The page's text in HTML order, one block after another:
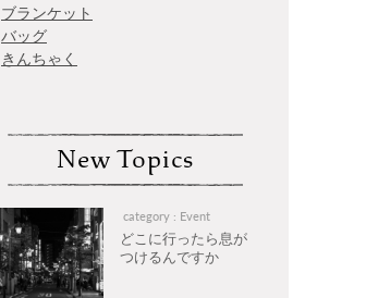
ブランケット
バッグ
きんちゃく
New Topics
category : Event
どこに行ったら息が
つけるんですか